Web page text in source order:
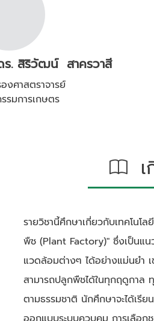
ร. สิริวัฒน์ สาครวาสี
งศาสตราจารย์
รมการเกษตร
เ
รายวิชานี้ศึกษาเกี่ยวกับเทคโนโ
พืช (Plant Factory)" ซึ่งเป็นแน
แวดล้อมต่างๆ ได้อย่างแม่นยำ
สามารถปลูกพืชได้ในทุกฤดูกาล
ตามธรรมชาติ นักศึกษาจะได้เรี